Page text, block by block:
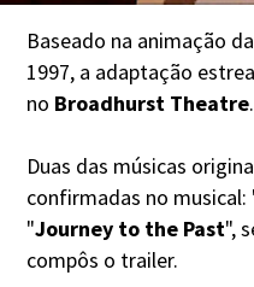
Baseado na animação da
1997, a adaptação
no Broadhurst Theatre.
Duas das músicas
confirmadas no musical:
"Journey to the Past",
compôs o trailer.